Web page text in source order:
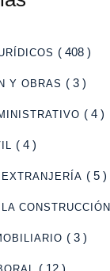
( 408 )
Y OBRAS ( 3 )
( 4 )
( 4 )
( 5 )
CONSTRUCCIÓN
( 3 )